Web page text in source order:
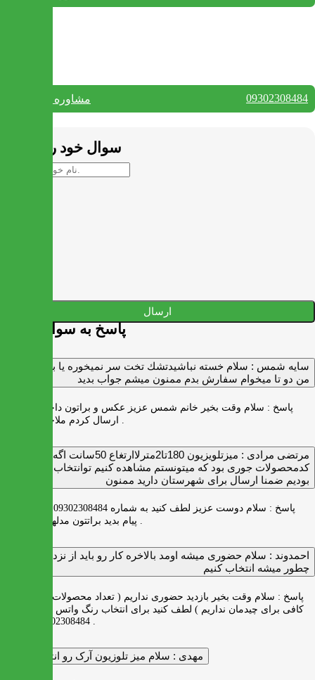
مشاوره واتس آپ 09302308484
سوال خود را بپرسید
ارسال
پاسخ به سوالات شما
سايه شمس : سلام خسته نباشيدتشك تخت سر نميخوره يا برنميگرده
من دو تا ميخوام سفارش بدم ممنون ميشم جواب بديد
پاسخ : سلام وقت بخیر خانم شمس عزیز عکس و براتون داخل واتس اپ
مرتضی مرادی :
میزتلویزیون 180تا2مترلاارتغاع 50سانت اگه
کدمحصولات جوری بود که میتونستم مشاهده کنیم توانتخاب راحت‌تر
بودیم ضمنا ارسال برای شهرستان دارید ممنون
پاسخ :
پیام بدید براتتون مدلها رو بفرستیم .
احمدوند : سلام حضوری میشه اومد بالاخره کار رو باید از نزدیک دید
چطور میشه انتخاب کنیم
پاسخ : سلام وقت بخیر بازدید حضوری نداریم ( تعداد محصولات زیاد و فضای
کافی برای چیدمان نداریم ) لطف کنید برای انتخاب رنگ واتس اپ به شماره
مهدی : سلام میز تلوزیون آرک رو انتخاب کردم